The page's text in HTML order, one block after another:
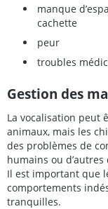
manque
cachette
peur
troubles
Gestion des
La vocalisation peut
animaux, mais les
des problèmes de
humains ou d’autres
Il est important que
comportements
tranquilles.